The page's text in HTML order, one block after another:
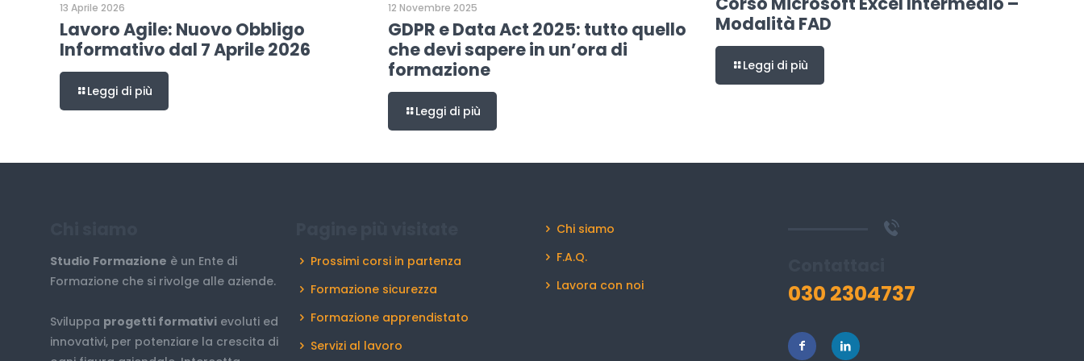
13 Aprile 2026
Lavoro Agile: Nuovo Obbligo
Informativo dal 7 Aprile 2026
Leggi di più
12 Novembre 2025
GDPR e Data Act 2025: tutto quello
che devi sapere in un’ora di
formazione
Leggi di più
Modalità FAD
Leggi di più
Studio Formazione è un Ente di
Formazione che si rivolge alle aziende.
Sviluppa progetti formativi evoluti ed
innovativi, per potenziare la crescita di
Prossimi corsi in partenza
Formazione sicurezza
Formazione apprendistato
Servizi al lavoro
Chi siamo
F.A.Q.
Lavora con noi
030 2304737